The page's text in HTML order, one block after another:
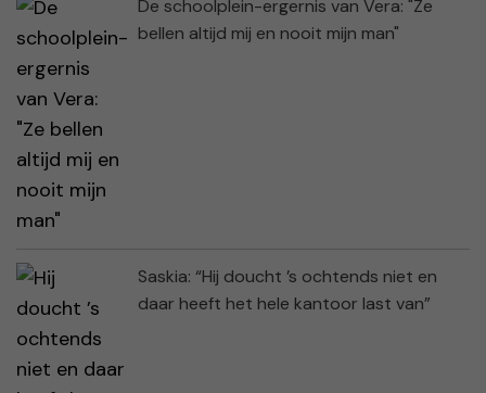
De schoolplein-ergernis van Vera: "Ze
bellen altijd mij en nooit mijn man"
Saskia: “Hij doucht ’s ochtends niet en
daar heeft het hele kantoor last van”